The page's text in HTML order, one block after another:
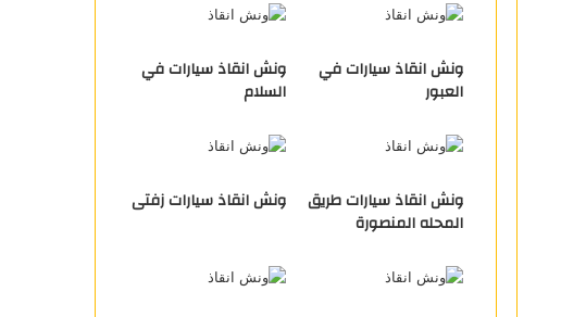
ونش انقاذ سيارات في
العبور
ونش انقاذ سيارات في
السلام
ونش انقاذ سيارات طريق
المحله المنصورة
ونش انقاذ سيارات زفتى